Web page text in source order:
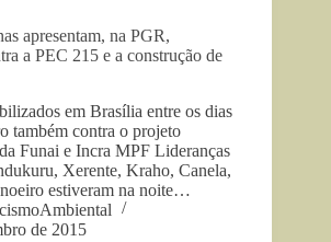
apresentam, na PGR,
a PEC 215 e a construção de
em Brasília entre os dias
também contra o projeto
Funai e Incra MPF Lideranças
Xerente, Kraho, Canela,
estiveram na noite…
de 2015